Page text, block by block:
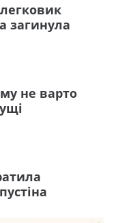
загинула
не варто